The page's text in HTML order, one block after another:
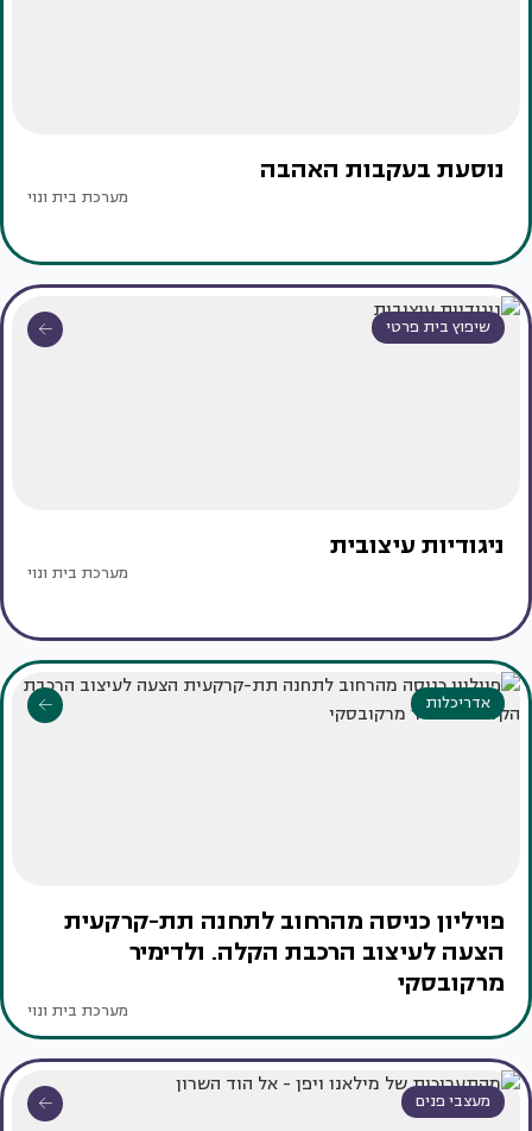
נוסעת בעקבות האהבה
מערכת בית ונוי
שיפוץ בית פרטי
ניגודיות עיצובית
מערכת בית ונוי
אדריכלות
פויליון כניסה מהרחוב לתחנה תת-קרקעית
הצעה לעיצוב הרכבת הקלה. ולדימיר
מרקובסקי
מערכת בית ונוי
מעצבי פנים